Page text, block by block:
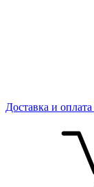
Доставка и оплата